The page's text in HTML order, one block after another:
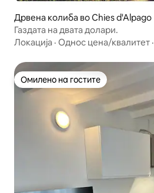
Дрвена колиба во Chies d'Alpago
Газдата на двата долари.
Локација · Однос цена/квалитет ·
Омилено на гостите
Омилено на гостите